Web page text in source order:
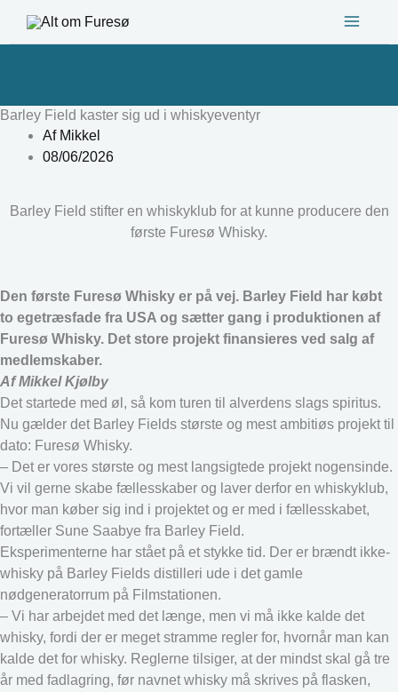
Barley Field kaster sig ud i whiskyeventyr
AfMikkel
08/06/2026
Barley Field stifter en whiskyklub for at kunne producere den
første Furesø Whisky.
Den første Furesø Whisky er på vej. Barley Field har købt
to egetræsfade fra USA og sætter gang i produktionen af
Furesø Whisky. Det store projekt finansieres ved salg af
medlemskaber.
Af Mikkel Kjølby
Det startede med øl, så kom turen til alverdens slags spiritus.
Nu gælder det Barley Fields største og mest ambitiøs projekt til
dato: Furesø Whisky.
– Det er vores største og mest langsigtede projekt nogensinde.
Vi vil gerne skabe fællesskaber og laver derfor en whiskyklub,
hvor man køber sig ind i projektet og er med i fællesskabet,
fortæller Sune Saabye fra Barley Field.
Eksperimenterne har stået på et stykke tid. Der er brændt ikke-
whisky på Barley Fields distilleri ude i det gamle
nødgeneratorrum på Filmstationen.
– Vi har arbejdet med det længe, men vi må ikke kalde det
whisky, fordi der er meget stramme regler for, hvornår man kan
kalde det for whisky. Reglerne tilsiger, at der mindst skal gå tre
år med fadlagring, før navnet whisky må skrives på flasken,